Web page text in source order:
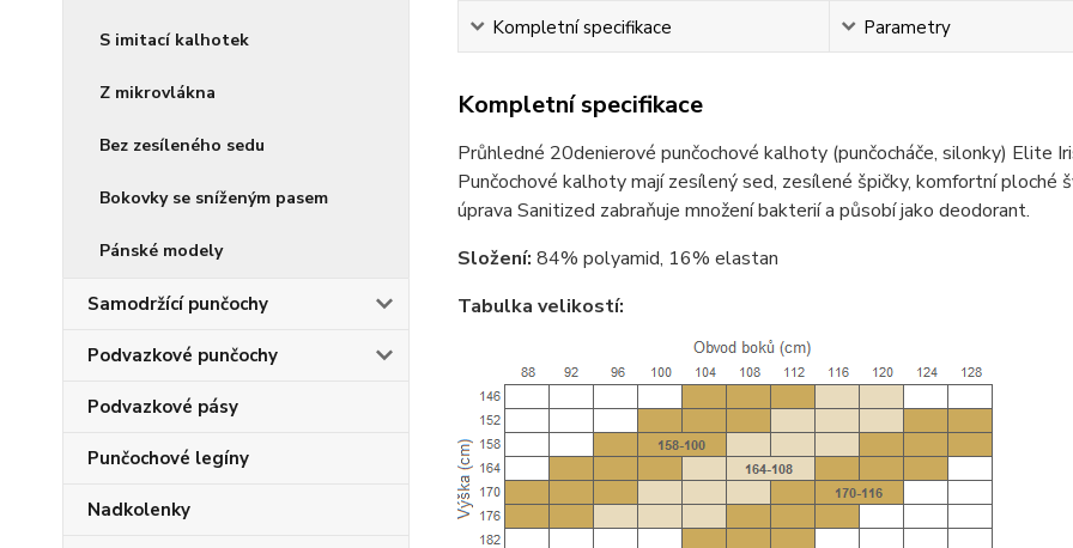
S imitací kalhotek
Z mikrovlákna
Bez zesíleného sedu
Bokovky se sníženým pasem
Pánské modely
Samodržící punčochy
Podvazkové punčochy
Podvazkové pásy
Punčochové legíny
Nadkolenky
Kompletní specifikace Parametry
Kompletní specifikace
Průhledné 20denierové punčochové kalhoty (punčocháče, silonky) Elite
Punčochové kalhoty mají zesílený sed, zesílené špičky, komfortní ploché
úprava Sanitized zabraňuje množení bakterií a působí jako deodorant.
Složení: 84% polyamid, 16% elastan
Tabulka velikostí: